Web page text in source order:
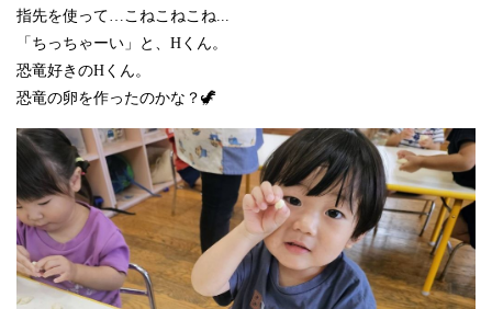
指先を使って…こねこねこね...
「ちっちゃーい」と、Hくん。
恐竜好きのHくん。
恐竜の卵を作ったのかな？🦖